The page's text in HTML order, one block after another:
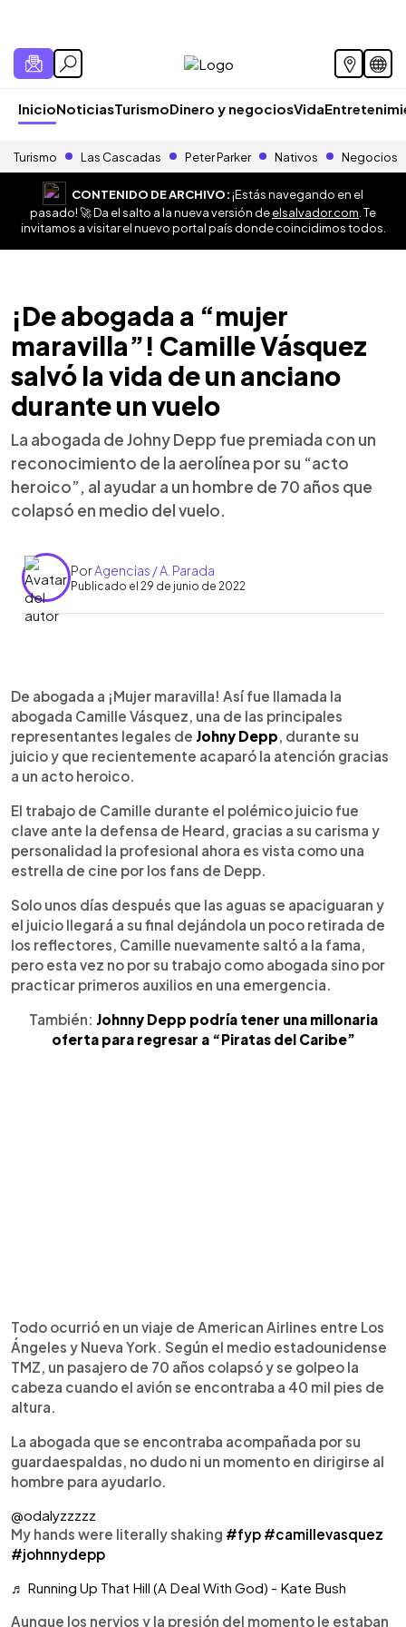
InicioNoticiasTurismoDinero y negociosVida
Turismo Las Cascadas Peter Parker Nativos Negocios
CONTENIDO DE ARCHIVO:¡Estás navegando en el
pasado! 🚀 Da el salto a la nueva versión deelsalvador.com . Te
invitamos a visitar el nuevo portal país donde coincidimos todos.
¡De abogada a “mujer
maravilla”! Camille Vásquez
salvó la vida de un anciano
durante un vuelo
La abogada de Johny Depp fue premiada con un
reconocimiento de la aerolínea por su “acto
heroico”, al ayudar a un hombre de 70 años que
colapsó en medio del vuelo.
PorAgencias / A. Parada
Publicado el 29 de junio de 2022
Escuchar artículo
De abogada a ¡Mujer maravilla! Así fue llamada la
abogada Camille Vásquez, una de las principales
representantes legales de Johny Depp, durante su
juicio y que recientemente acaparó la atención gracias
a un acto heroico.
El trabajo de Camille durante el polémico juicio fue
clave ante la defensa de Heard, gracias a su carisma y
personalidad la profesional ahora es vista como una
estrella de cine por los fans de Depp.
Solo unos días después que las aguas se apaciguaran y
el juicio llegará a su final dejándola un poco retirada de
los reflectores, Camille nuevamente saltó a la fama,
pero esta vez no por su trabajo como abogada sino por
practicar primeros auxilios en una emergencia.
También: Johnny Depp podría tener una millonaria
oferta para regresar a “Piratas del Caribe”
Todo ocurrió en un viaje de American Airlines entre Los
Ángeles y Nueva York. Según el medio estadounidense
TMZ, un pasajero de 70 años colapsó y se golpeo la
cabeza cuando el avión se encontraba a 40 mil pies de
altura.
La abogada que se encontraba acompañada por su
guardaespaldas, no dudo ni un momento en dirigirse al
hombre para ayudarlo.
@odalyzzzzz
My hands were literally shaking #fyp #camillevasquez
#johnnydepp
♬ Running Up That Hill (A Deal With God) - Kate Bush
Aunque los nervios y la presión del momento le estaban